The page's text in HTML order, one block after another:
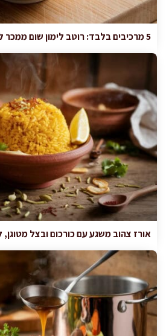
5 מרכיבים בלבד: רוטב לימון שום ממכר לכל ארוחה
אורז צהוב משגע עם כורכום ובצל